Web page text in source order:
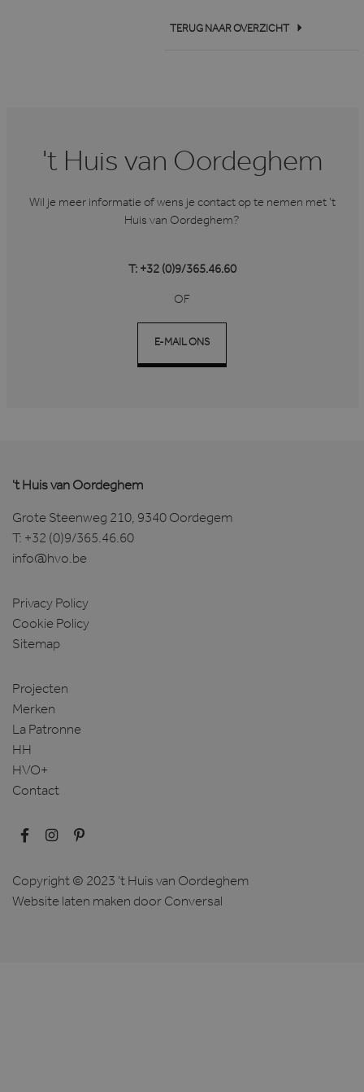
TERUG NAAR OVERZICHT
't Huis van Oordeghem
Wil je meer informatie of wens je contact op te nemen met ’t
Huis van Oordeghem?
T: +32 (0)9/365.46.60
OF
E-MAIL ONS
't Huis van Oordeghem
Grote Steenweg 210, 9340 Oordegem
T: +32 (0)9/365.46.60
info@hvo.be
Privacy Policy
Cookie Policy
Sitemap
Projecten
Merken
La Patronne
HH
HVO+
Contact
Copyright © 2023 ’t Huis van Oordeghem
Website laten maken door Conversal